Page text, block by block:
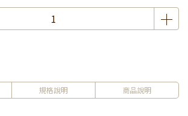
規格說明 商品說明